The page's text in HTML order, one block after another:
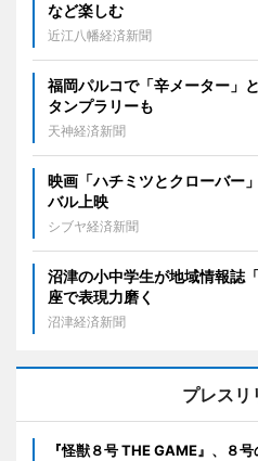
など楽しむ
近江八幡経済新聞
福岡パルコで「辛メーター」
タンプラリーも
天神経済新聞
映画「ハチミツとクローバー
バル上映
シブヤ経済新聞
沼津の小中学生が地域情報
座で表現力磨く
沼津経済新聞
プレスリ
『怪獣８号 THE GAME』、８